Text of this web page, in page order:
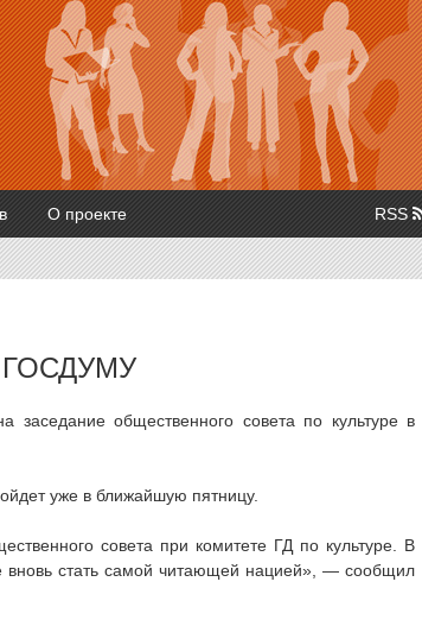
О проекте RSS
заседание общественного совета по культуре в
уже в ближайшую пятницу.
совета при комитете ГД по культуре. В
стать самой читающей нацией», — сообщил